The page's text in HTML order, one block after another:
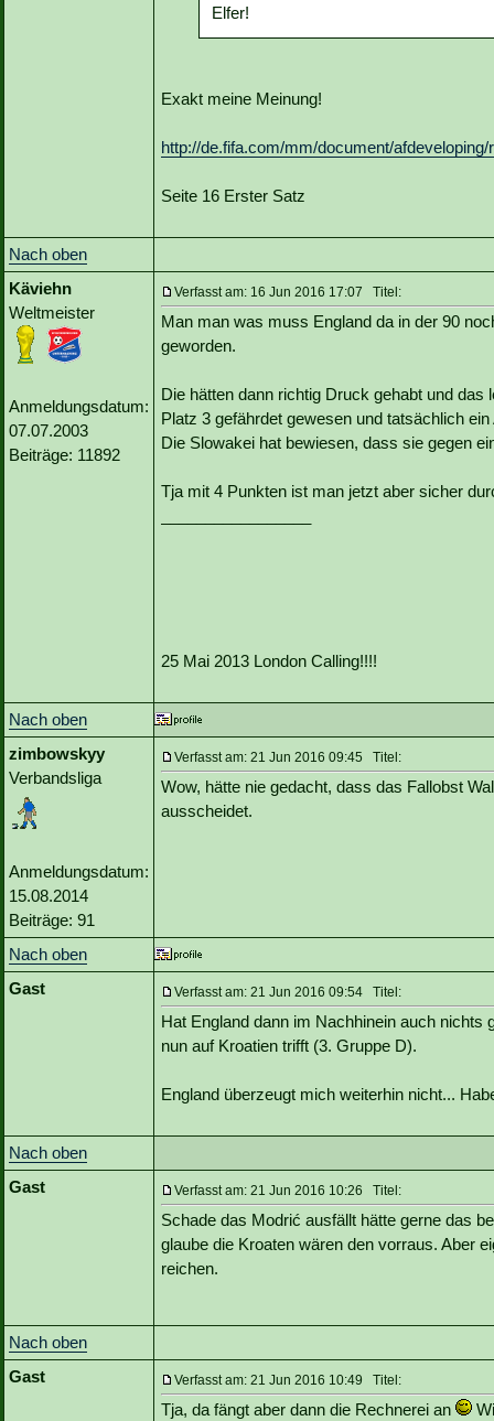
Elfer!
Exakt meine Meinung!
http://de.fifa.com/mm/document/
Seite 16 Erster Satz
Nach oben
Käviehn
Weltmeister
Anmeldungsdatum:
07.07.2003
Beiträge: 11892
Verfasst am: 16 Jun 2016 17:07 Titel:
Man man was muss England da in der 90
geworden.
Die hätten dann richtig Druck gehabt und
Platz 3 gefährdet gewesen und tatsächlich
Die Slowakei hat bewiesen, dass sie gegen
Tja mit 4 Punkten ist man jetzt aber sicher
25 Mai 2013 London Calling!!!!
Nach oben
zimbowskyy
Verbandsliga
Anmeldungsdatum:
15.08.2014
Beiträge: 91
Verfasst am: 21 Jun 2016 09:45 Titel:
Wow, hätte nie gedacht, dass das Fallobst
ausscheidet.
Nach oben
Gast
Verfasst am: 21 Jun 2016 09:54 Titel:
Hat England dann im Nachhinein auch nichts
nun auf Kroatien trifft (3. Gruppe D).
England überzeugt mich weiterhin nicht...
Nach oben
Gast
Verfasst am: 21 Jun 2016 10:26 Titel:
Schade das Modrić ausfällt hätte gerne das
glaube die Kroaten wären den vorraus. Aber
reichen.
Nach oben
Gast
Verfasst am: 21 Jun 2016 10:49 Titel:
Tja, da fängt aber dann die Rechnerei an